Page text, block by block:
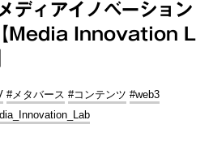
ィアイノベーション
【Media Innovation L
#メタバース #コンテンツ #web3